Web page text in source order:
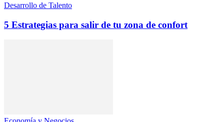
Desarrollo de Talento
5 Estrategias para salir de tu zona de confort